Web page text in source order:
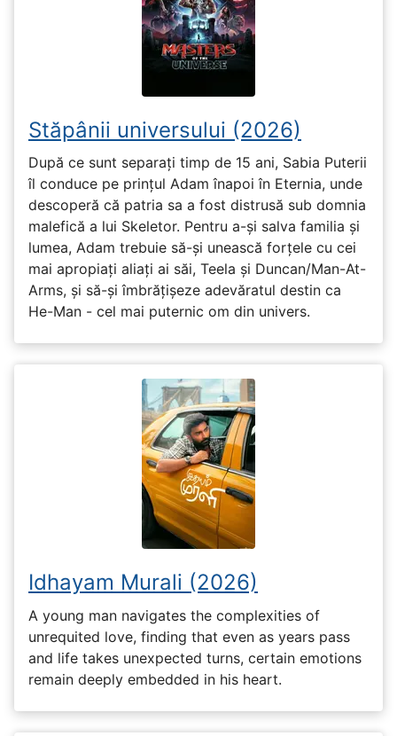
Stăpânii universului (2026)
După ce sunt separați timp de 15 ani, Sabia Puterii
îl conduce pe prințul Adam înapoi în Eternia, unde
descoperă că patria sa a fost distrusă sub domnia
malefică a lui Skeletor. Pentru a-și salva familia și
lumea, Adam trebuie să-și unească forțele cu cei
mai apropiați aliați ai săi, Teela și Duncan/Man-At-
Arms, și să-și îmbrățișeze adevăratul destin ca
He-Man - cel mai puternic om din univers.
Idhayam Murali (2026)
A young man navigates the complexities of
unrequited love, finding that even as years pass
and life takes unexpected turns, certain emotions
remain deeply embedded in his heart.